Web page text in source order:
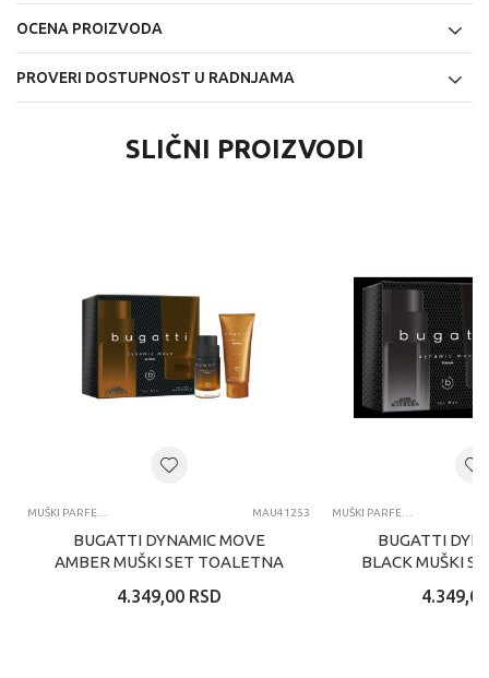
OCENA PROIZVODA
PROVERI DOSTUPNOST U RADNJAMA
SLIČNI PROIZVODI
MUŠKI PARFEMI MAU41253
BUGATTI DYNAMIC MOVE
AMBER MUŠKI SET TOALETNA
TUŠIRANJE ...
4.349,00 RSD
MUŠKI PARFEMI
BUGATTI
BLACK MUŠKI
4.349,00